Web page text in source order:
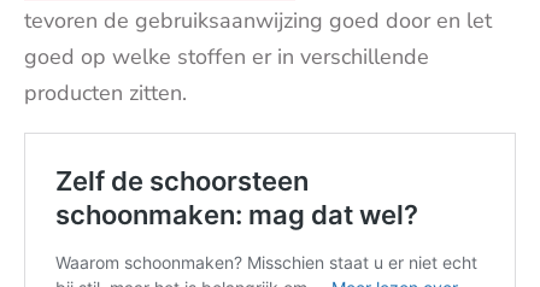
tevoren de gebruiksaanwijzing goed door en let
goed op welke stoffen er in verschillende
producten zitten.